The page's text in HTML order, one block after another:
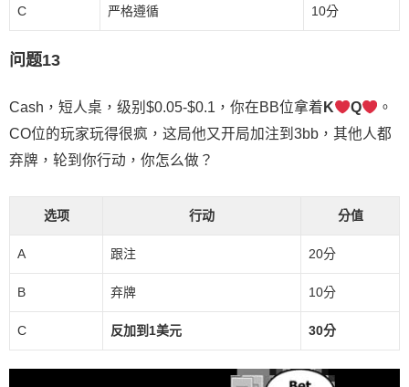
C 严格遵循 10分
问题13
Cash，短人桌，级别$0.05-$0.1，你在BB位拿着 K Q
。
CO位的玩家玩得很疯，这局他又开局加注到3bb，其他人都
弃牌，轮到你行动，你怎么做？
选项 行动 分值
A 跟注 20分
B 弃牌 10分
C 反加到1美元 30分